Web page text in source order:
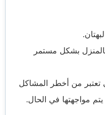
بشكل مستمر
تعتبر من أخطر المشاكل
يتم مواجهتها في الحال.